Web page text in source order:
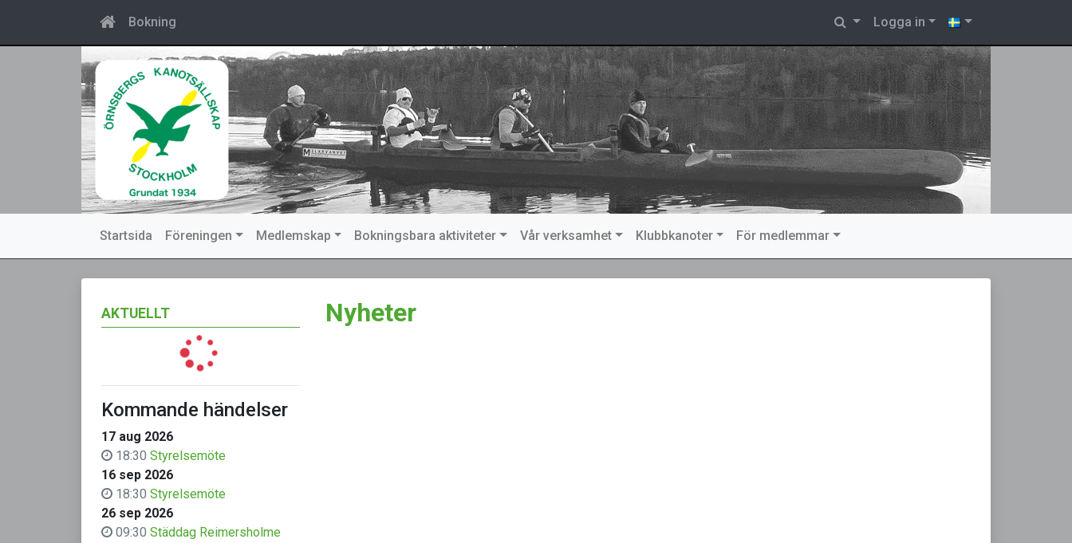
Bokning Logga in
Startsida Föreningen Medlemskap Bokningsbara aktiviteter Vår verksamhet Klubbkanoter För medlemmar
AKTUELLT
Kommande händelser
17 aug 2026
18:30 Styrelsemöte
16 sep 2026
18:30 Styrelsemöte
26 sep 2026
09:30 Städdag Reimersholme
Nyheter